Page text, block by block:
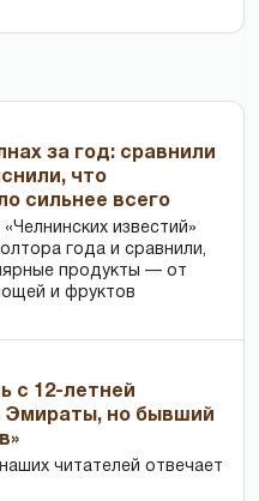
за год: сравнили
что
сильнее всего
известий»
года и сравнили,
продукты — от
и фруктов
с 12-летней
Эмираты, но бывший
читателей отвечает